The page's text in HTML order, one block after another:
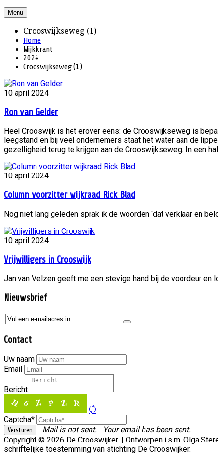
Menu
Crooswijkseweg (1)
Home
Wijkkrant
2024
Crooswijkseweg (1)
10 april 2024
Ron van Gelder
Heel Crooswijk is het erover eens: de Crooswijkseweg is
leegstand en bij veel ondernemers staat het water aan de
gezelligheid terug te krijgen aan de Crooswijkseweg. In een
10 april 2024
Column voorzitter wijkraad Rick Blad
Nog niet lang geleden sprak ik de woorden ‘dat verklaar en
10 april 2024
Vrijwilligers in Crooswijk
Jan van Velzen geeft me een stevige hand bij de voordeur en
Nieuwsbrief
Contact
Uw naam
Email
Bericht
Captcha*
Mail is not sent.
Your email has been sent.
Copyright © 2026 De Crooswijker. | Ontworpen i.s.m. Olga
schriftelijke toestemming van stichting De Crooswijker.